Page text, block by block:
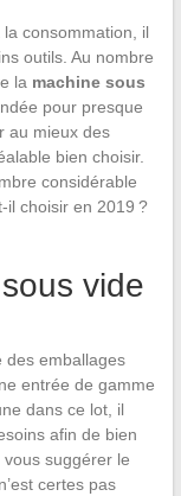
consommation, il
outils. Au nombre
la machine sous
pour presque
au mieux des
bien choisir.
considérable
il choisir en 2019 ?
vide
des emballages
entrée de gamme
dans ce lot, il
afin de bien
vous suggérer le
certes pas